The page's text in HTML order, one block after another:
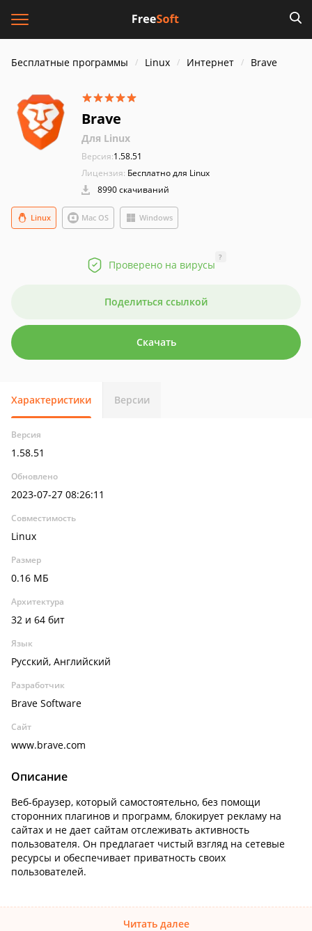
Бесплатные программы Linux Интернет Brave
Brave
Для Linux
Версия:1.58.51
Лицензия: Бесплатно для Linux
8990 скачиваний
Mac OS
Linux Windows
Проверено на вирусы
?
Поделиться ссылкой
Скачать
Характеристики Версии
Версия
1.58.51
Обновлено
2023-07-27 08:26:11
Совместимость
Linux
Размер
0.16 МБ
Архитектура
32 и 64 бит
Язык
Русский, Английский
Разработчик
Brave Software
Сайт
www.brave.com
Описание
Веб-браузер, который самостоятельно, без помощи
сторонних плагинов и программ, блокирует рекламу на
сайтах и не дает сайтам отслеживать активность
пользователя. Он предлагает чистый взгляд на сетевые
ресурсы и обеспечивает приватность своих
пользователей.
Читать далее